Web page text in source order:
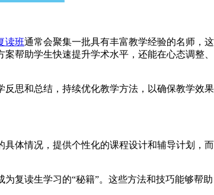
读班通常会聚集一批具有丰富教学经验的名师，这
帮助学生快速提升学术水平，还能在心态调整、
思和总结，持续优化教学方法，以确保教学效果
体情况，提供个性化的课程设计和辅导计划，而
复读生学习的“秘籍”。这些方法和技巧能够帮助